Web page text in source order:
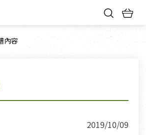
頁面：
內容
2019/10/09